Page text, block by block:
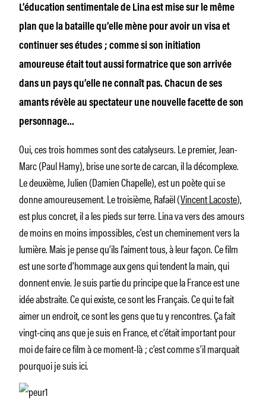
L’éducation sentimentale de Lina est mise sur le même
plan que la bataille qu’elle mène pour avoir un visa et
continuer ses études ; comme si son initiation
amoureuse était tout aussi formatrice que son arrivée
dans un pays qu’elle ne connaît pas. Chacun de ses
amants révèle au spectateur une nouvelle facette de son
personnage…
Oui, ces trois hommes sont des catalyseurs. Le premier, Jean-
Marc (Paul Hamy), brise une sorte de carcan, il la décomplexe.
Le deuxième, Julien (Damien Chapelle), est un poète qui se
donne amoureusement. Le troisième, Rafaël (Vincent Lacoste),
est plus concret, il a les pieds sur terre. Lina va vers des amours
de moins en moins impossibles, c’est un cheminement vers la
lumière. Mais je pense qu’ils l’aiment tous, à leur façon. Ce film
est une sorte d’hommage aux gens qui tendent la main, qui
donnent envie. Je suis partie du principe que la France est une
idée abstraite. Ce qui existe, ce sont les Français. Ce qui te fait
aimer un endroit, ce sont les gens que tu y rencontres. Ça fait
vingt-cinq ans que je suis en France, et c’était important pour
moi de faire ce film à ce moment-là ; c’est comme s’il marquait
pourquoi je suis ici.